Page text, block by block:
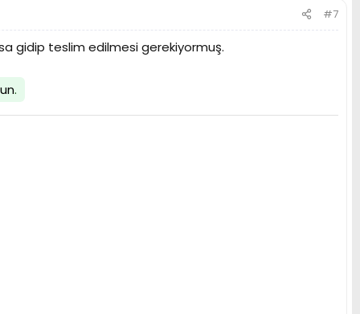
#7
gidip teslim edilmesi gerekiyormuş.
.